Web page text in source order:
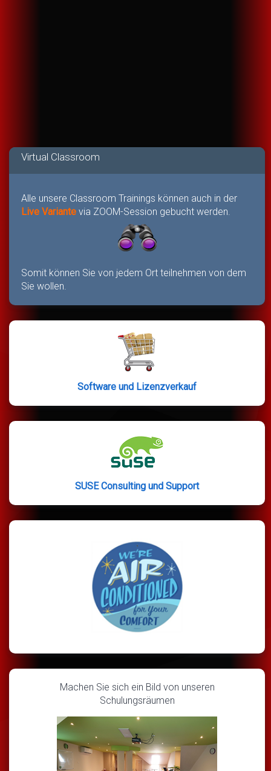
Virtual Classroom
Alle unsere Classroom Trainings können auch in der
Live Variante via ZOOM-Session gebucht werden.
Somit können Sie von jedem Ort teilnehmen von dem
Sie wollen.
Software und Lizenzverkauf
SUSE Consulting und Support
Machen Sie sich ein Bild von unseren
Schulungsräumen